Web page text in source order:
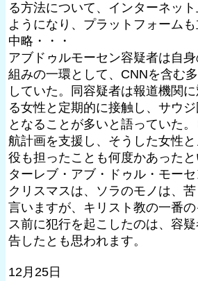
る方法について、インターネッ
ようになり、プラットフォーム
中略・・・
アブドゥルモーセン容疑者は自
組みの一環として、CNNを含む
していた。同容疑者は報道機関
る女性と定期的に接触し、サウ
となることが多いと語っていた
航計画を支援し、そうした女性
役も担ったことも何度かあったと
ターレブ・アブ・ドゥル・モー
クリスマスは、ソラのモノは、
言いますが、キリスト教の一番
ス前に犯行を起こしたのは、容
告したとも思われます。
12月25日